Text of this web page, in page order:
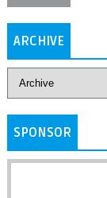
ARCHIVE
SPONSOR